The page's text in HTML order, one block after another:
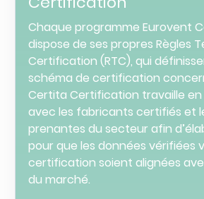
Chaque programme Eurovent
dispose de ses propres Règles
Certification (RTC), qui
schéma de certification
Certita Certification travaille
avec les fabricants certifiés et
prenantes du secteur afin
pour que les données vérifiées
certification soient alignées
du marché.